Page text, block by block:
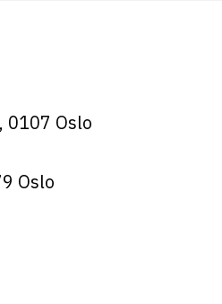
0107 Oslo
Oslo